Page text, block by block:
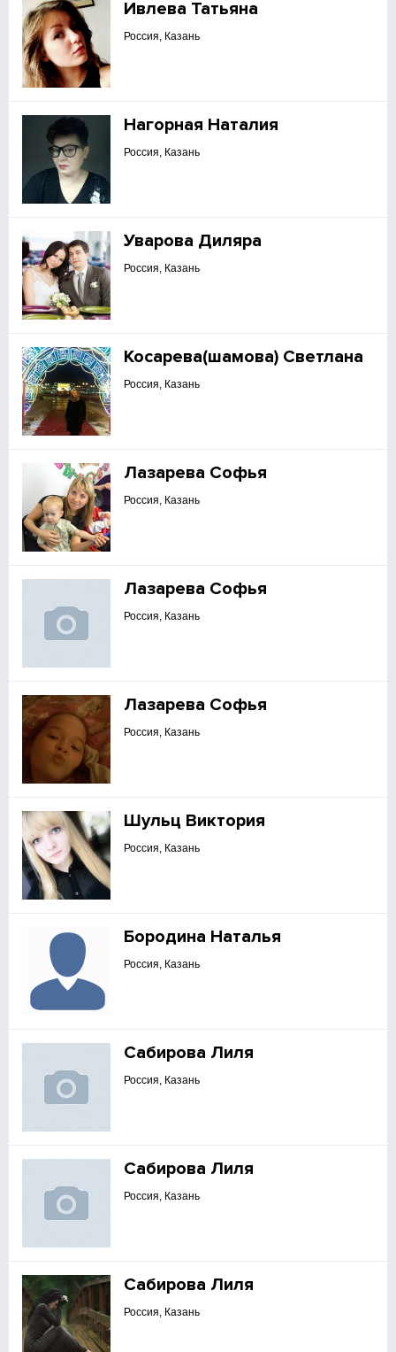
Ивлева Татьяна
Россия, Казань
Нагорная Наталия
Россия, Казань
Уварова Диляра
Россия, Казань
Косарева(шамова) Светлана
Россия, Казань
Лазарева Софья
Россия, Казань
Лазарева Софья
Россия, Казань
Лазарева Софья
Россия, Казань
Шульц Виктория
Россия, Казань
Бородина Наталья
Россия, Казань
Сабирова Лиля
Россия, Казань
Сабирова Лиля
Россия, Казань
Сабирова Лиля
Россия, Казань